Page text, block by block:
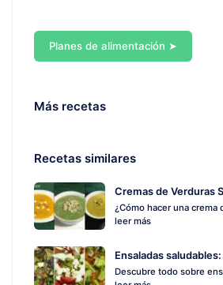
Planes de alimentación ➤
Más recetas
Recetas similares
Cremas de Verduras
¿Cómo hacer una crema
leer más
Ensaladas saludables:
Descubre todo sobre